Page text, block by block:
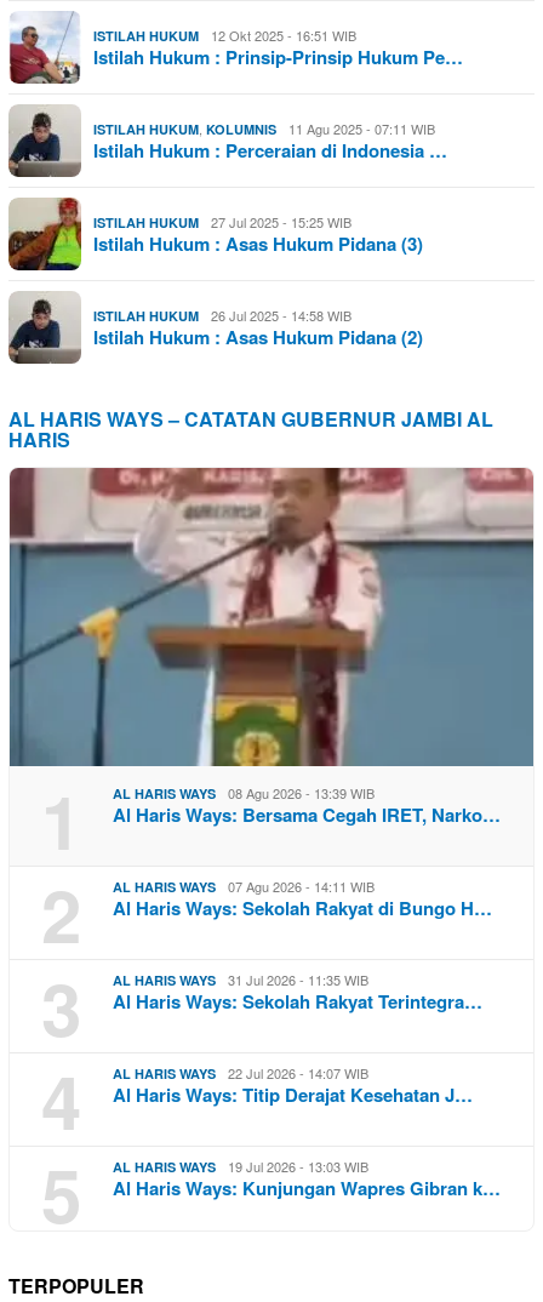
ISTILAH HUKUM 12 Okt 2025 - 16:51 WIB
Istilah Hukum : Prinsip-Prinsip Hukum Pe…
ISTILAH HUKUM KOLUMNIS 11 Agu 2025 - 07:11 WIB
Istilah Hukum : Perceraian di Indonesia …
ISTILAH HUKUM 27 Jul 2025 - 15:25 WIB
Istilah Hukum : Asas Hukum Pidana (3)
ISTILAH HUKUM 26 Jul 2025 - 14:58 WIB
Istilah Hukum : Asas Hukum Pidana (2)
AL HARIS WAYS – CATATAN GUBERNUR JAMBI AL
HARIS
1 AL HARIS WAYS 08 Agu 2026 - 13:39 WIB
Al Haris Ways: Bersama Cegah IRET, Narko…
2 AL HARIS WAYS 07 Agu 2026 - 14:11 WIB
Al Haris Ways: Sekolah Rakyat di Bungo H…
3 AL HARIS WAYS 31 Jul 2026 - 11:35 WIB
Al Haris Ways: Sekolah Rakyat Terintegra…
4 AL HARIS WAYS 22 Jul 2026 - 14:07 WIB
Al Haris Ways: Titip Derajat Kesehatan J…
5 AL HARIS WAYS 19 Jul 2026 - 13:03 WIB
Al Haris Ways: Kunjungan Wapres Gibran k…
TERPOPULER